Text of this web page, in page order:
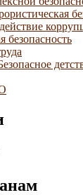
безопасность